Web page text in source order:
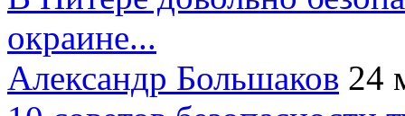
окраине...
Александр Большаков 24